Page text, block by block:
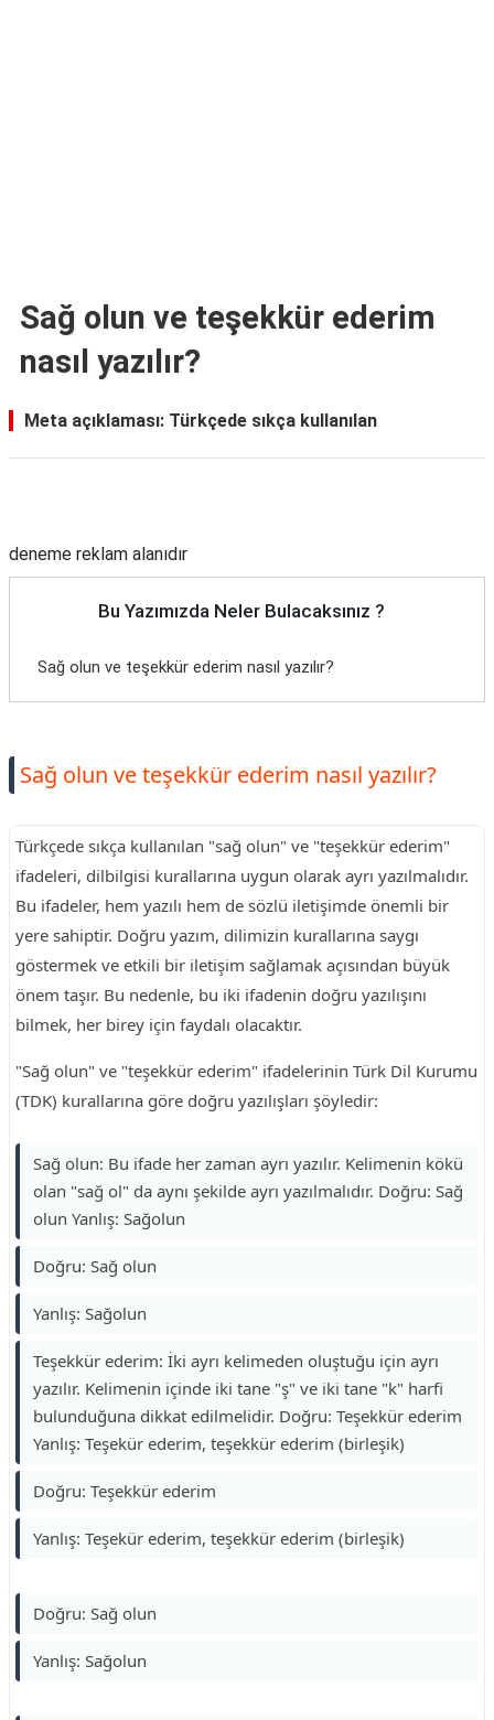
Sağ olun ve teşekkür ederim
nasıl yazılır?
Meta açıklaması: Türkçede sıkça kullanılan
deneme reklam alanıdır
Bu Yazımızda Neler Bulacaksınız ?
Sağ olun ve teşekkür ederim nasıl yazılır?
Sağ olun ve teşekkür ederim nasıl yazılır?
Türkçede sıkça kullanılan "sağ olun" ve "teşekkür ederim"
ifadeleri, dilbilgisi kurallarına uygun olarak ayrı yazılmalıdır.
Bu ifadeler, hem yazılı hem de sözlü iletişimde önemli bir
yere sahiptir. Doğru yazım, dilimizin kurallarına saygı
göstermek ve etkili bir iletişim sağlamak açısından büyük
önem taşır. Bu nedenle, bu iki ifadenin doğru yazılışını
bilmek, her birey için faydalı olacaktır.
"Sağ olun" ve "teşekkür ederim" ifadelerinin Türk Dil Kurumu
(TDK) kurallarına göre doğru yazılışları şöyledir:
Sağ olun: Bu ifade her zaman ayrı yazılır. Kelimenin kökü
olan "sağ ol" da aynı şekilde ayrı yazılmalıdır. Doğru: Sağ
olun Yanlış: Sağolun
Doğru: Sağ olun
Yanlış: Sağolun
Teşekkür ederim: İki ayrı kelimeden oluştuğu için ayrı
yazılır. Kelimenin içinde iki tane "ş" ve iki tane "k" harfi
bulunduğuna dikkat edilmelidir. Doğru: Teşekkür ederim
Yanlış: Teşekür ederim, teşekkür ederim (birleşik)
Doğru: Teşekkür ederim
Yanlış: Teşekür ederim, teşekkür ederim (birleşik)
Doğru: Sağ olun
Yanlış: Sağolun